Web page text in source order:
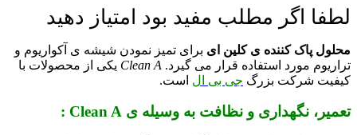
لطفا اگر مطلب مفید بود امتیاز دهید
محلول پاک کننده ی کلین ای برای تمیز نمودن شیشه ی آکواریوم و
تراریوم مورد استفاده قرار می گیرد. Clean A یکی از محصولات با
کیفیت شرکت بزرگ جی بی ال است.
تعمیر، نگهداری و نظافت به وسیله ی Clean A :